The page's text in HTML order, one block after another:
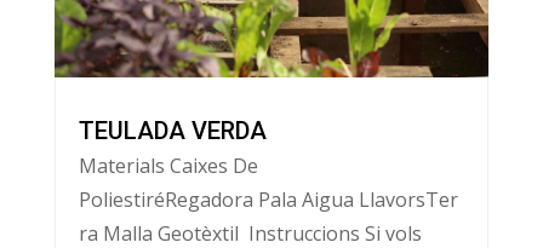
TEULADA VERDA
Materials Caixes De
PoliestiréRegadora Pala Aigua LlavorsTer
ra Malla Geotèxtil Instruccions Si vols